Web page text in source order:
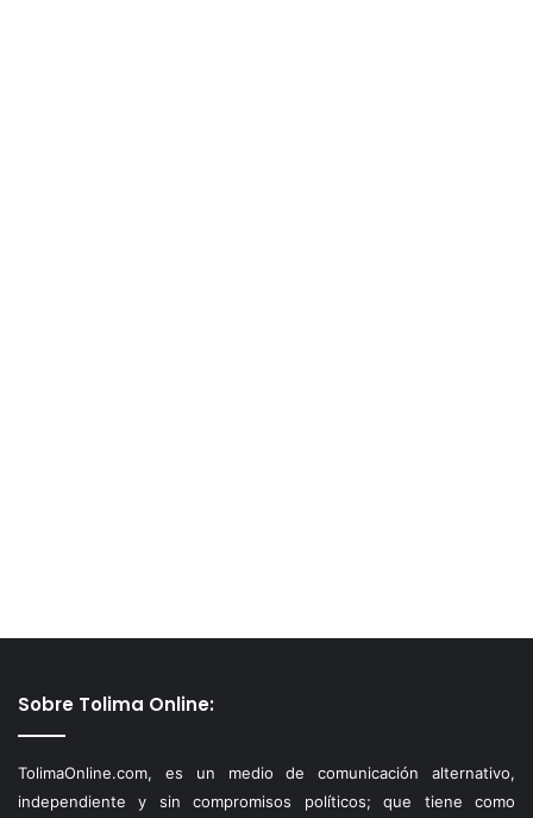
Sobre Tolima Online:
TolimaOnline.com, es un medio de comunicación alternativo,
independiente y sin compromisos políticos; que tiene como